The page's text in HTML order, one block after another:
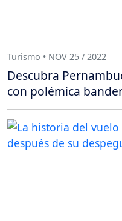
Turismo • NOV 25 / 2022
Descubra
con polémica